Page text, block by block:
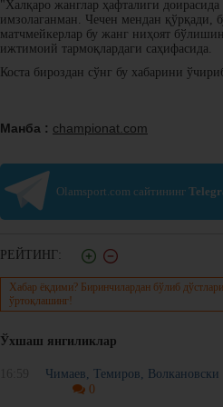
"Халқаро жанглар ҳафталиги
имзолаганман. Чечен мендан
матчмейкерлар бу жанг ниҳоят
ижтимоий тармоқлардаги саҳифасида.
Коста бироздан сўнг бу хабарини
Манба : championat.com
Olamsport.com сайтининг
РЕЙТИНГ:
Хабар ёқдими? Биринчилардан бўлиб
ўртоқлашинг!
Ўхшаш янгиликлар
Чимаев, Темиров,
0